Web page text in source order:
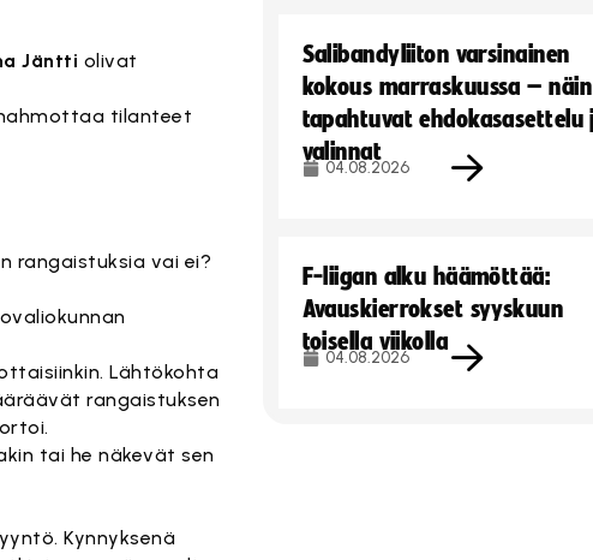
Jäntti olivat
tilanteet
rangaistuksia vai ei?
Lähtökohta
rangaistuksen
tai he näkevät sen
Kynnyksenä
Salibandyliiton varsinainen
kokous marraskuussa – näin
tapahtuvat ehdokasasettelu
valinnat
04.08.2026
F-liigan alku häämöttää:
Avauskierrokset syyskuun
toisella viikolla
04.08.2026